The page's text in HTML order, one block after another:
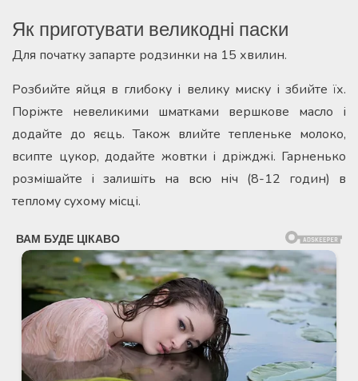
Як приготувати великодні паски
Для початку запарте родзинки на 15 хвилин.
Розбийте яйця в глибоку і велику миску і збийте їх.
Поріжте невеликими шматками вершкове масло і
додайте до яєць. Також влийте тепленьке молоко,
всипте цукор, додайте жовтки і дріжджі. Гарненько
розмішайте і залишіть на всю ніч (8-12 годин) в
теплому сухому місці.